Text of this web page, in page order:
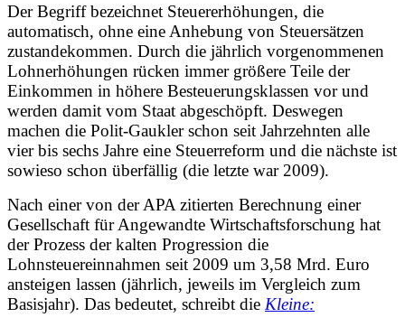
Der Begriff bezeichnet Steuererhöhungen, die
automatisch, ohne eine Anhebung von Steuersätzen
zustandekommen. Durch die jährlich vorgenommenen
Lohnerhöhungen rücken immer größere Teile der
Einkommen in höhere Besteuerungsklassen vor und
werden damit vom Staat abgeschöpft. Deswegen
machen die Polit-Gaukler schon seit Jahrzehnten alle
vier bis sechs Jahre eine Steuerreform und die nächste ist
sowieso schon überfällig (die letzte war 2009).
Nach einer von der APA zitierten Berechnung einer
Gesellschaft für Angewandte Wirtschaftsforschung hat
der Prozess der kalten Progression die
Lohnsteuereinnahmen seit 2009 um 3,58 Mrd. Euro
ansteigen lassen (jährlich, jeweils im Vergleich zum
Basisjahr). Das bedeutet, schreibt die Kleine: